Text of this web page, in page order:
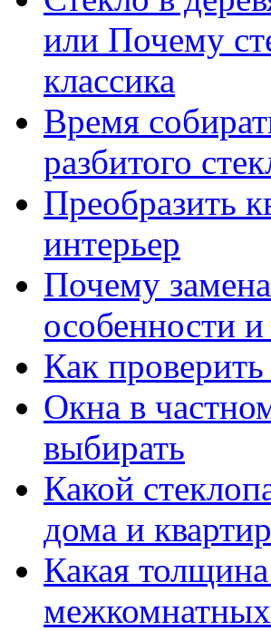
или Почему
классика
Время
разбитого
Преобразить
интерьер
Почему
особенности
Как
Окна в
выбирать
Какой
дома и
Какая